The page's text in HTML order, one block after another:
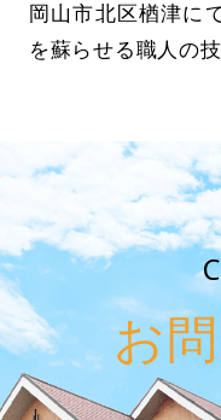
岡山市北区楢津に
を蘇らせる職人の技
お